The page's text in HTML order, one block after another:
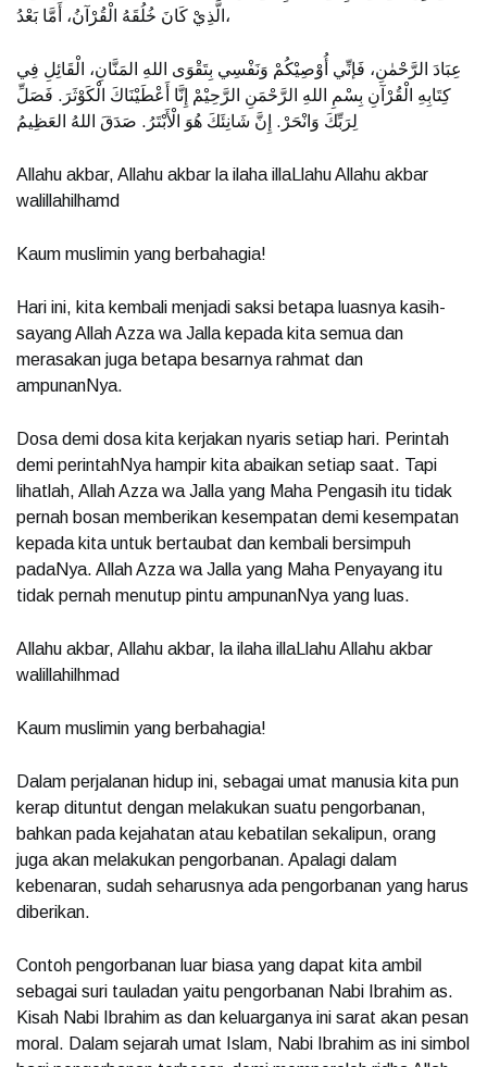
الَّذِيْ كَانَ خُلُقَهُ الْقُرْآنُ، أَمَّا بَعْدُ،
عِبَادَ الرَّحْمٰنِ، فَإنِّي أُوْصِيْكُمْ وَنَفْسِي بِتَقْوَى اللهِ المَنَّانِ، الْقَائِلِ فِي
كِتَابِهِ الْقُرْآنِ بِسْمِ اللهِ الرَّحْمَنِ الرَّحِيْمْ إِنَّا أَعْطَيْنَاكَ الْكَوْثَرَ. فَصَلِّ
Allahu akbar, Allahu akbar la ilaha illaLlahu Allahu akbar
walillahilhamd
Kaum muslimin yang berbahagia!
Hari ini, kita kembali menjadi saksi betapa luasnya kasih-
sayang Allah Azza wa Jalla kepada kita semua dan
merasakan juga betapa besarnya rahmat dan
ampunanNya.
Dosa demi dosa kita kerjakan nyaris setiap hari. Perintah
demi perintahNya hampir kita abaikan setiap saat. Tapi
lihatlah, Allah Azza wa Jalla yang Maha Pengasih itu tidak
pernah bosan memberikan kesempatan demi kesempatan
kepada kita untuk bertaubat dan kembali bersimpuh
padaNya. Allah Azza wa Jalla yang Maha Penyayang itu
tidak pernah menutup pintu ampunanNya yang luas.
Allahu akbar, Allahu akbar, la ilaha illaLlahu Allahu akbar
walillahilhmad
Kaum muslimin yang berbahagia!
Dalam perjalanan hidup ini, sebagai umat manusia kita pun
kerap dituntut dengan melakukan suatu pengorbanan,
bahkan pada kejahatan atau kebatilan sekalipun, orang
juga akan melakukan pengorbanan. Apalagi dalam
kebenaran, sudah seharusnya ada pengorbanan yang harus
diberikan.
Contoh pengorbanan luar biasa yang dapat kita ambil
sebagai suri tauladan yaitu pengorbanan Nabi Ibrahim as.
Kisah Nabi Ibrahim as dan keluarganya ini sarat akan pesan
moral. Dalam sejarah umat Islam, Nabi Ibrahim as ini simbol